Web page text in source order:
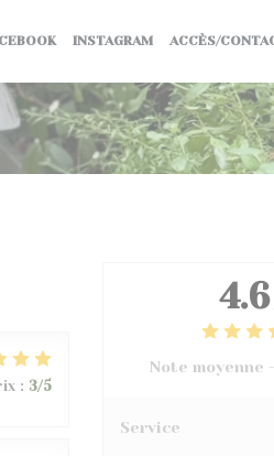
((OUVRE UNE NOUVELLE
INSTAGRAM((OUVRE UNE
ACCÈS/
: 3/5
4.6
Note moyenne
Service